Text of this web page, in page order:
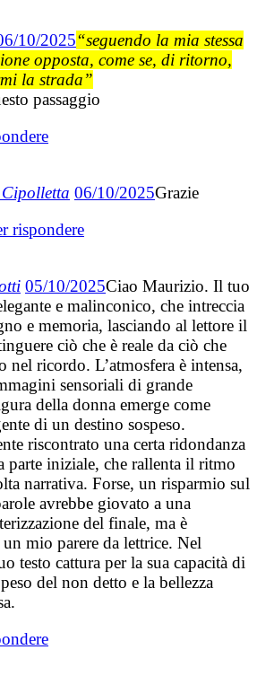
10/2025“seguendo la mia stessa
opposta, come se, di ritorno,
la strada”
passaggio
06/10/2025Grazie
rispondere
05/10/2025Ciao Maurizio. Il tuo
e malinconico, che intreccia
e memoria, lasciando al lettore il
ciò che è reale da ciò che
nel ricordo. L’atmosfera è intensa,
sensoriali di grande
della donna emerge come
di un destino sospeso.
riscontrato una certa ridondanza
parte iniziale, che rallenta il ritmo
narrativa. Forse, un risparmio sul
avrebbe giovato a una
del finale, ma è
un mio parere da lettrice. Nel
testo cattura per la sua capacità di
del non detto e la bellezza